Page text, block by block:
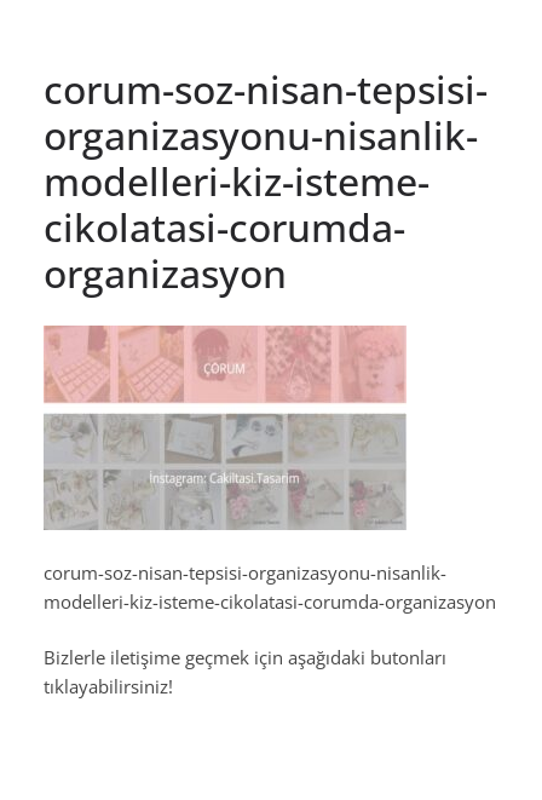
corum-soz-nisan-tepsisi-
organizasyonu-nisanlik-
modelleri-kiz-isteme-
cikolatasi-corumda-
organizasyon
corum-soz-nisan-tepsisi-organizasyonu-nisanlik-
modelleri-kiz-isteme-cikolatasi-corumda-organizasyon
Bizlerle iletişime geçmek için aşağıdaki butonları
tıklayabilirsiniz!